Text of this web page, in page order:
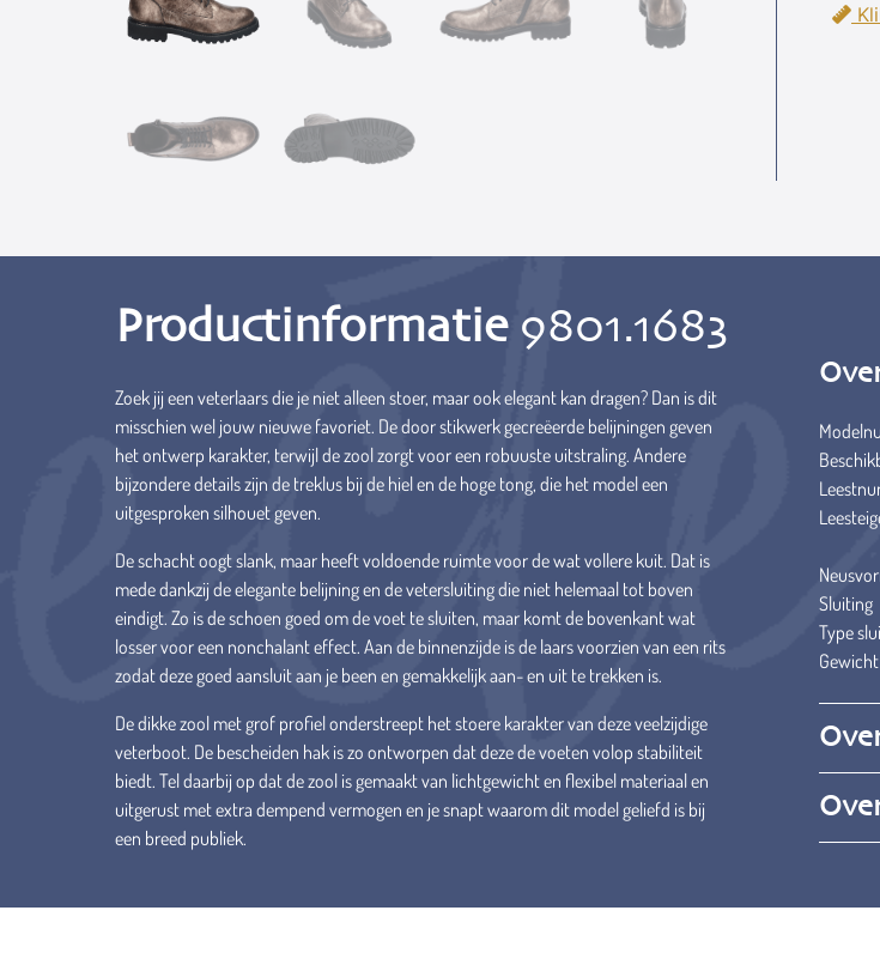
Productinformatie 9801.1683
Zoek jij een veterlaars die je niet alleen stoer, maar ook elegant kan dragen? Dan is dit
misschien wel jouw nieuwe favoriet. De door stikwerk gecreëerde belijningen geven
het ontwerp karakter, terwijl de zool zorgt voor een robuuste uitstraling. Andere
bijzondere details zijn de treklus bij de hiel en de hoge tong, die het model een
uitgesproken silhouet geven.
De schacht oogt slank, maar heeft voldoende ruimte voor de wat vollere kuit. Dat is
mede dankzij de elegante belijning en de vetersluiting die niet helemaal tot boven
eindigt. Zo is de schoen goed om de voet te sluiten, maar komt de bovenkant wat
losser voor een nonchalant effect. Aan de binnenzijde is de laars voorzien van een rits
zodat deze goed aansluit aan je been en gemakkelijk aan- en uit te trekken is.
De dikke zool met grof profiel onderstreept het stoere karakter van deze veelzijdige
veterboot. De bescheiden hak is zo ontworpen dat deze de voeten volop stabiliteit
biedt. Tel daarbij op dat de zool is gemaakt van lichtgewicht en flexibel materiaal en
uitgerust met extra dempend vermogen en je snapt waarom dit model geliefd is bij
een breed publiek.
Sluiting
Type
Gewicht